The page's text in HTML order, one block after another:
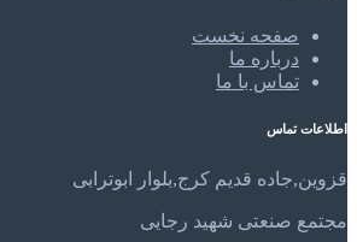
صفحه نخست
درباره ما
تماس با ما
اطلاعات تماس
قزوین,جاده قدیم کرج,بلوار ابوترابی
مجتمع صنعتی شهید رجایی